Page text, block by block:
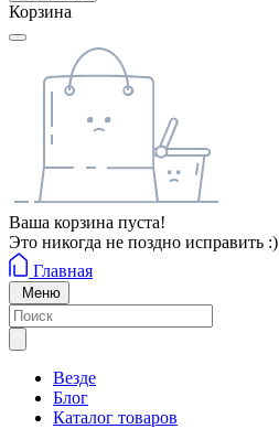
Корзина
Ваша корзина пуста!
Это никогда не поздно исправить :)
Главная
Меню
Везде
Блог
Каталог товаров